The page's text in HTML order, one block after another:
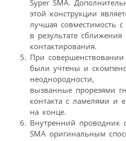
Syper SMA.
этой конструкции
лучшая совместимость
в результате
контактирования.
При
были учтены и
неоднородности,
вызванные прорезями
контакта с ламелями и
на конце.
Внутренний проводник
SMA оригинальным